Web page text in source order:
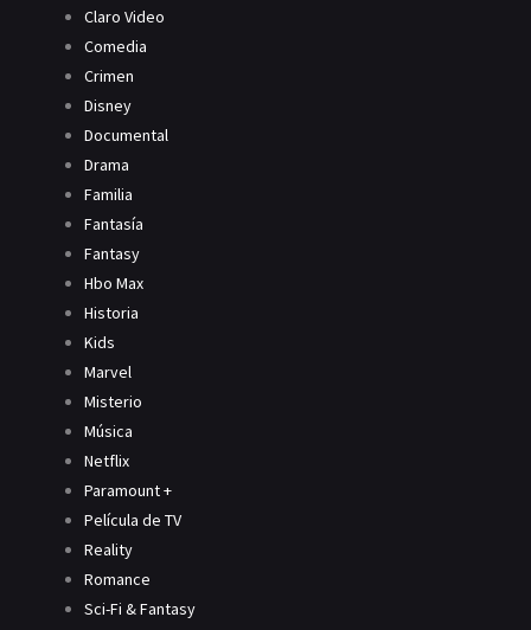
Claro Video
Comedia
Crimen
Disney
Documental
Drama
Familia
Fantasía
Fantasy
Hbo Max
Historia
Kids
Marvel
Misterio
Música
Netflix
Paramount +
Película de TV
Reality
Romance
Sci-Fi & Fantasy